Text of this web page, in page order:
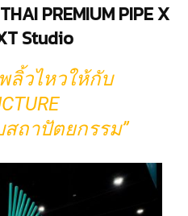
PREMIUM PIPE X
Studio
ลิ้วไหวให้กับ
ถาปัตยกรรม”